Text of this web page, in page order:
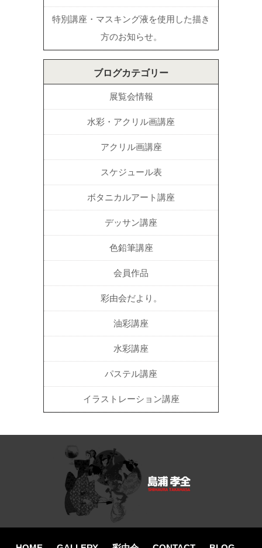
特別講座・マスキング液を使用した描き
方のお知らせ。
ブログカテゴリー
展覧会情報
水彩・アクリル画講座
アクリル画講座
スケジュール表
ボタニカルアート講座
デッサン講座
色鉛筆講座
会員作品
彩由会だより。
油彩講座
水彩講座
パステル講座
イラストレーション講座